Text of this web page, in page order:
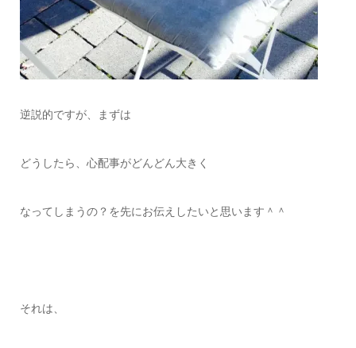
逆説的ですが、まずは
どうしたら、心配事がどんどん大きく
なってしまうの？を先にお伝えしたいと思います＾＾
それは、